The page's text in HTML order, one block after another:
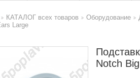
>
КАТАЛОГ всех товаров
Оборудование
Large
Notch